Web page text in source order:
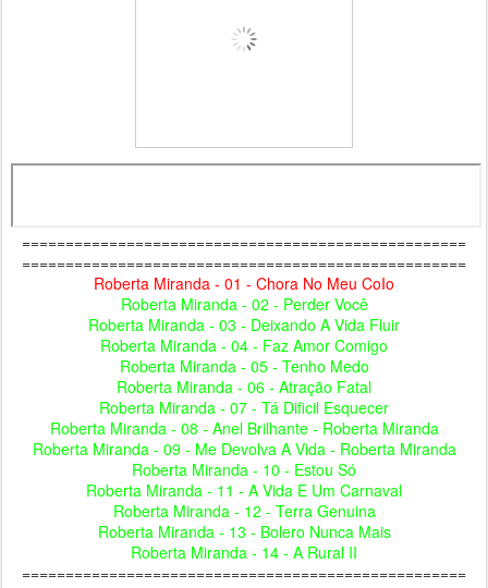
===================================================
===================================================
Roberta Miranda - 01 - Chora No Meu CoIo
Roberta Miranda - 02 - Perder Você
Roberta Miranda - 03 - Deixando A Vida Fluir
Roberta Miranda - 04 - Faz Amor Comigo
Roberta Miranda - 05 - Tenho Medo
Roberta Miranda - 06 - Atração Fatal
Roberta Miranda - 07 - Tá Dificil Esquecer
Roberta Miranda - 08 - Anel Brilhante - Roberta Miranda
Roberta Miranda - 09 - Me Devolva A Vida - Roberta Miranda
Roberta Miranda - 10 - Estou Só
Roberta Miranda - 11 - A Vida E Um Carnaval
Roberta Miranda - 12 - Terra Genuina
Roberta Miranda - 13 - Bolero Nunca Mais
Roberta Miranda - 14 - A Rural II
===================================================